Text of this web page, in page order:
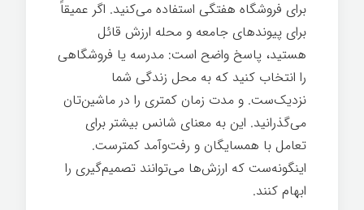
برای فروشگاه هفتگی استفاده می‌کنید. اگر عمیقاً
برای پیوندهای جامعه و محله ارزش قائل
هستید، پاسخ واضح است: مدرسه یا فروشگاهی
را انتخاب کنید که به محل زندگی شما
نزدیک‌ست. و مدت زمان کمتری را در ماشین‌تان
می‌گذرانید. این به معنای شانس بیشتر برای
تعامل با همسایگان و رفت‌وآمد کمترست.
اینگونه‌ست که ارزش‌ها می‌توانند تصمیم‌گیری را
ابهام کنند.